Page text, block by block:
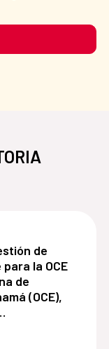
de proyectos
de
la OCE
de
(OCE),